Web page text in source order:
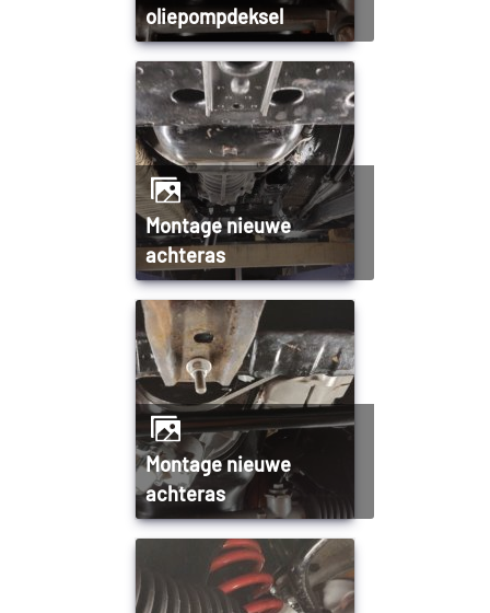
oliepompdeksel
Montage nieuwe
achteras
Montage nieuwe
achteras